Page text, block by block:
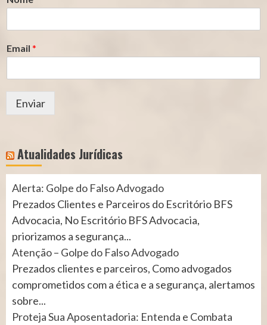
Email *
Enviar
Atualidades Jurídicas
Alerta: Golpe do Falso Advogado
Prezados Clientes e Parceiros do Escritório BFS
Advocacia, No Escritório BFS Advocacia,
priorizamos a segurança...
Atenção – Golpe do Falso Advogado
Prezados clientes e parceiros, Como advogados
comprometidos com a ética e a segurança, alertamos
sobre...
Proteja Sua Aposentadoria: Entenda e Combata